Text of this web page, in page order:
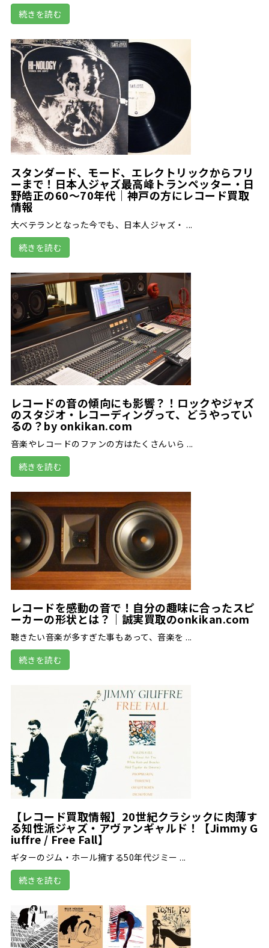
続きを読む
スタンダード、モード、エレクトリックからフリ
ーまで！日本人ジャズ最高峰トランペッター・日
野皓正の60～70年代｜神戸の方にレコード買取
情報
大ベテランとなった今でも、日本人ジャズ・ ...
続きを読む
レコードの音の傾向にも影響？！ロックやジャズ
のスタジオ・レコーディングって、どうやってい
るの？by onkikan.com
音楽やレコードのファンの方はたくさんいら ...
続きを読む
レコードを感動の音で！自分の趣味に合ったスピ
ーカーの形状とは？｜誠実買取のonkikan.com
聴きたい音楽が多すぎた事もあって、音楽を ...
続きを読む
【レコード買取情報】20世紀クラシックに肉薄す
る知性派ジャズ・アヴァンギャルド！【Jimmy G
iuffre / Free Fall】
ギターのジム・ホール擁する50年代ジミー ...
続きを読む